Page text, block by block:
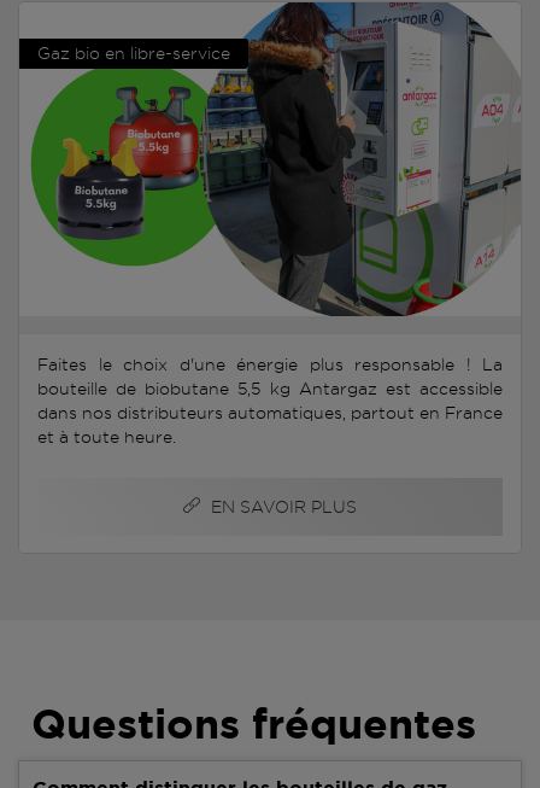
Gaz bio en libre-service
Faites le choix d'une énergie plus responsable ! La
bouteille de biobutane 5,5 kg Antargaz est accessible
dans nos distributeurs automatiques, partout en France
et à toute heure.
EN SAVOIR PLUS
Questions fréquentes